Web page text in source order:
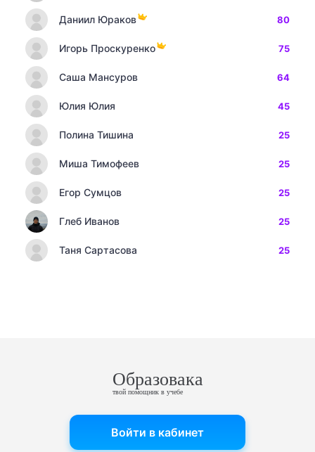
Даниил Юраков 80
Игорь Проскуренко 75
Саша Мансуров 64
Юлия Юлия 45
Полина Тишина 25
Миша Тимофеев 25
Егор Сумцов 25
Глеб Иванов 25
Таня Сартасова 25
Образовака
твой помощник в учебе
Войти в кабинет